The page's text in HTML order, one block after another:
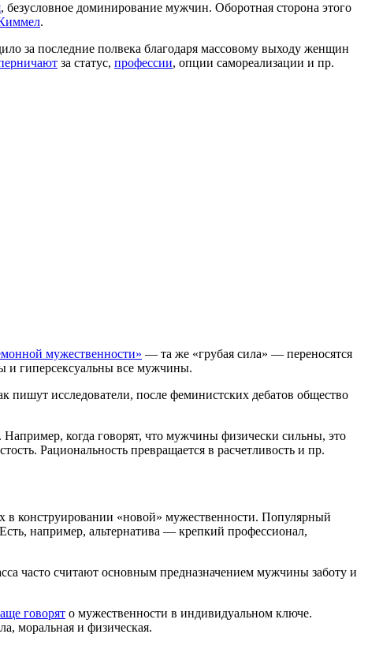
, безусловное доминирование мужчин. Оборотная сторона этого
.
за последние полвека благодаря массовому выходу женщин
за статус, профессии, опции самореализации и пр.
мужественности» — та же «грубая сила» — переносятся
и гиперсексуальны все мужчины.
исследователи, после феминистских дебатов общество
когда говорят, что мужчины физически сильны, это
Рациональность превращается в расчетливость и пр.
в конструировании «новой» мужественности. Популярный
например, альтернатива — крепкий профессионал,
часто считают основным предназначением мужчины заботу и
говорят о мужественности в индивидуальном ключе.
моральная и физическая.